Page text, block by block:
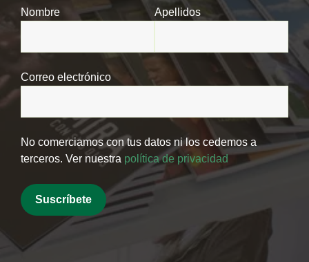
Nombre Apellidos
Correo electrónico
No comerciamos con tus datos ni los cedemos a
terceros. Ver nuestra política de privacidad